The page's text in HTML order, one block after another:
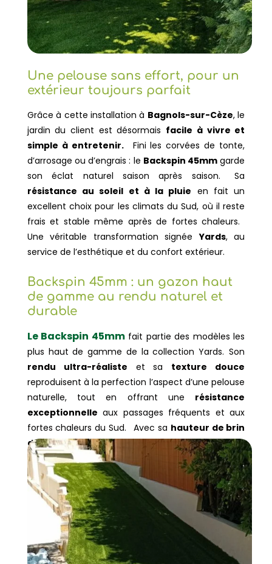
Backspin 45mm : un gazon haut
de gamme au rendu naturel et
durable
Le Backspin 45mmfait partie des modèles les
plus haut de gamme de la collection Yards. Son
rendu ultra-réaliste et sa texture douce
reproduisent à la perfection l’aspect d’une pelouse
naturelle, tout en offrant une résistance
exceptionnelle aux passages fréquents et aux
fortes chaleurs du Sud. Avec sa hauteur de brin
de 45 mm, il apporte une sensation de confort
immédiate, idéale pour profiter de son jardin pieds
nus ou se détendre en plein air.
Une pelouse sans effort, pour un
extérieur toujours parfait
Grâce à cette installation à Bagnols-sur-Cèze, le
jardin du client est désormais facile à vivre et
simple à entretenir.Fini les corvées de tonte,
d’arrosage ou d’engrais : le Backspin 45mm garde
son éclat naturel saison après saison. Sa
résistance au soleil et à la pluie en fait un
excellent choix pour les climats du Sud, où il reste
frais et stable même après de fortes chaleurs.
Une véritable transformation signéeYards, au
service de l’esthétique et du confort extérieur.